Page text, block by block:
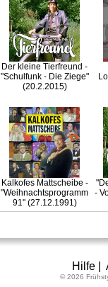
Der kleine Tierfreund -
"Schulfunk - Die Ziege"
(20.2.2015)
Kalkofes Mattscheibe -
"Weihnachtsprogramm
91" (27.12.1991)
-
Hilfe|
© 2026